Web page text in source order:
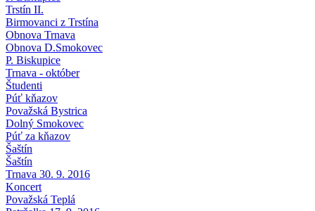
Trstín II.
Birmovanci z Trstína
Obnova Trnava
Obnova D.Smokovec
P. Biskupice
Trnava - október
Študenti
Púť kňazov
Považská Bystrica
Dolný Smokovec
Púť za kňazov
Šaštín
Šaštín
Trnava 30. 9. 2016
Koncert
Považská Teplá